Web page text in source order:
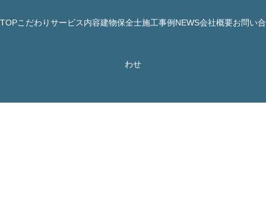
TOPこだわりサービス内容建物保全士施工事例 NEWS会社概要お問い合
わせ